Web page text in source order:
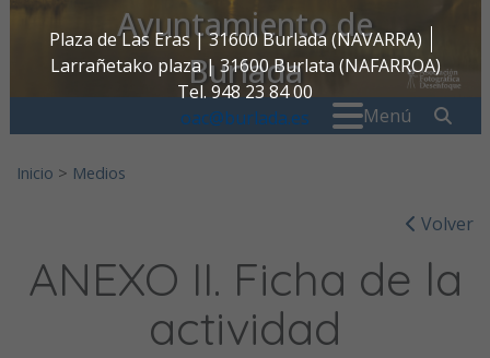
Plaza de Las Eras | 31600 Burlada (NAVARRA)
Larrañetako plaza | 31600 Burlata (NAFARROA)
Tel. 948 23 84 00
oac@burlada.es
Ayuntamiento de
Burlada
Menú
Inicio > Medios
Volver
ANEXO II. Ficha de la
actividad